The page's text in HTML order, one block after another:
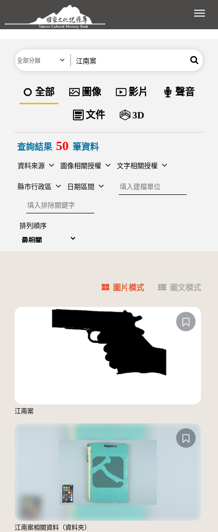
跳到主要內容區塊
展
分類 搜尋
資料類型
全部 圖像 影片 聲音
文件 3D
查詢結果 50 筆資料
資料來源 圖像相關授權 文字相關授權
縣市行政區 日期區間
建檔單位
排除關鍵字
排列順序
圖片模式 圖文模式
江南案
江南案相關資料（資料夾）